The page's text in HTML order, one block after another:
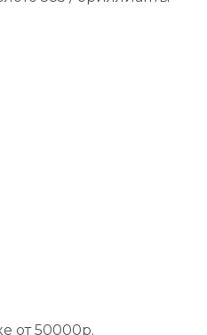
от 50000р.